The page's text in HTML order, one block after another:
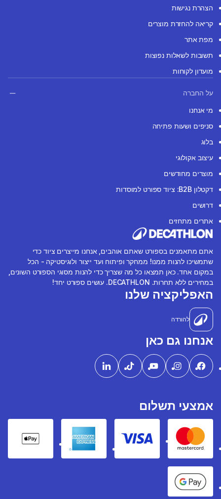
הצהרת נגישות
קריאה להחזרת מוצרים
מפת אתר
תשובות לשאלות נפוצות
מועדון לקוחות
על החברה
מי אנחנו
סניפים ושעות פתיחה
בלוג
עיצוב אקולוגי
מוצרים מחודשים
דקטלון B2B: ציוד ספורט למוסדות
דרושים
אתרים מתחזים
אתם מתאמנים בספורט שאתם אוהבים, אנחנו מייצרים ציוד כדי
שתמשיכו להנות ממנו! ממחקר ופיתוח ועד ייצור ולוגיסטיקה - הכל
במקום אחד. כאן תמצאו כל מה שצריך כדי להנות מסוגי הספורט השונים,
במחירים ללא תחרות. DECATHLON. עושים ספורט יחד!
האפליקציה שלנו
להורדה
אנחנו גם כאן
אמצעי תשלום
Mastercard
Visa
American express
Pay
Google Pay